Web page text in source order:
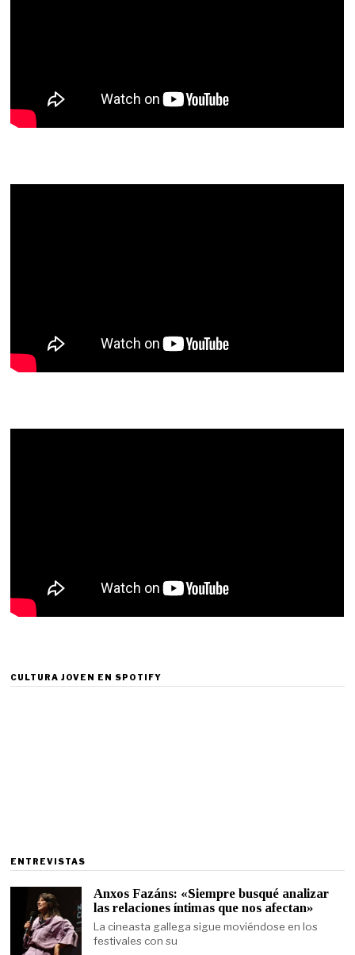
CULTURA JOVEN EN SPOTIFY
ENTREVISTAS
Anxos Fazáns: «Siempre busqué analizar
las relaciones íntimas que nos afectan»
La cineasta gallega sigue moviéndose en los
festivales con su